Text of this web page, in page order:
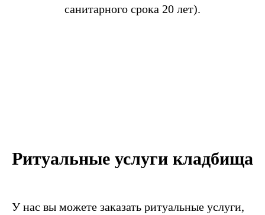
санитарного срока 20 лет).
Ритуальные услуги кладбища
У нас вы можете заказать ритуальные услуги,